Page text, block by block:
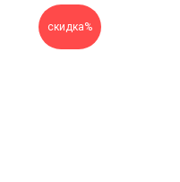
скидка%